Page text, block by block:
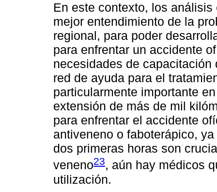
En este contexto, los
mejor entendimiento de la
regional, para poder
para enfrentar un accidente
necesidades de
red de ayuda para el
particularmente importante
extensión de más de mil
para enfrentar el accidente
antiveneno o faboterápico,
dos primeras horas son
veneno23, aún hay médicos
utilización.